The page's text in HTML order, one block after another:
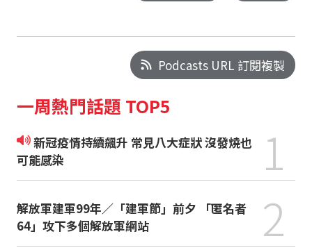
Podcasts URL 訂閱複製
一周熱門話題 TOP5
新冠疫情持續飆升 常見八大症狀 沒發燒也
可能感染
1
解放軍建軍99年／「建軍節」前夕 「匿名者
64」攻下多個解放軍網站
2